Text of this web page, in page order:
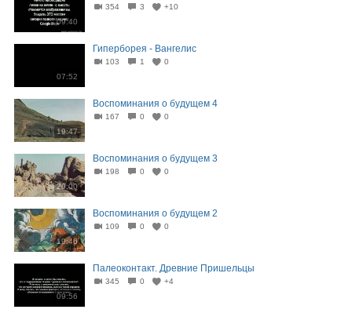
09:40
354 3 +10
07:52
Гиперборея - Вангелис
103 1 0
19:47
Воспоминания о будущем 4
167 0 0
20:00
Воспоминания о будущем 3
198 0 0
19:46
Воспоминания о будущем 2
109 0 0
09:56
Палеоконтакт. Древние Пришельцы
345 0 +4